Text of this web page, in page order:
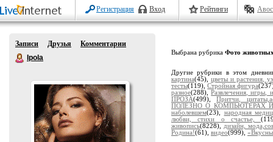
Регистрация Вход Рейтинги
Записи Друзья
Комментарии
Ipola
Выбрана рубрика Фото
Другие рубрики в этом
картина(45),цветы и растения,
тесты(119),Стройная фигура
разное(288),Развлечения, игры,
ПРОЗА(499),Притчи,
ПОЛЕЗНО О КОМПЬЮТЕРАХ
наболевшем(23), народная
любви, стихи о счастье,
живопись(8228),
дизайн,
Родина!(61), видео(999),